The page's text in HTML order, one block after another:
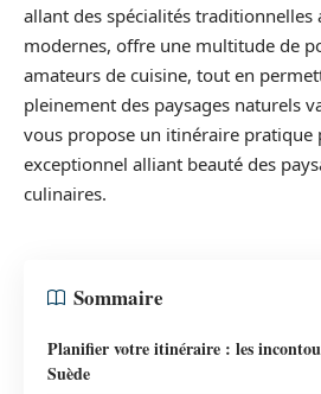
allant des spécialités traditionnelles
modernes, offre une multitude de
amateurs de cuisine, tout en
pleinement des paysages naturels
vous propose un itinéraire
exceptionnel alliant beauté des
culinaires.
Sommaire
Planifier votre itinéraire : les
Suède